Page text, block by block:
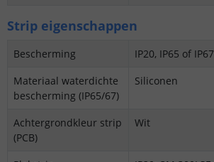
Strip eigenschappen
Bescherming
IP20, IP65 of IP67
Materiaal waterdichte
bescherming (IP65/67)
Siliconen
Achtergrondkleur strip
(PCB)
Wit